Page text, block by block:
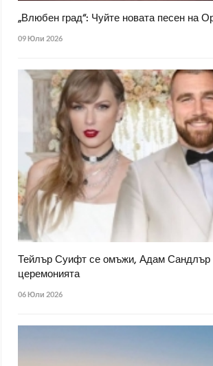
„Влюбен град“: Чуйте новата песен на
09 Юли 2026
Тейлър Суифт се омъжи, Адам
церемонията
06 Юли 2026